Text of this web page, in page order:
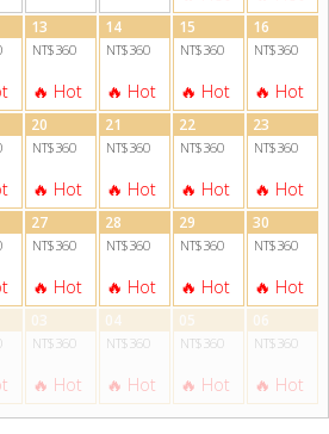
13
NT$360
14
NT$360
15
NT$360
16
NT$360
20
NT$360
21
NT$360
22
NT$360
23
NT$360
27
NT$360
28
NT$360
29
NT$360
30
NT$360
03
NT$360
04
NT$360
05
NT$360
06
NT$360